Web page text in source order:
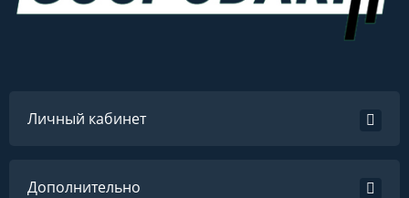
Личный кабинет
Дополнительно